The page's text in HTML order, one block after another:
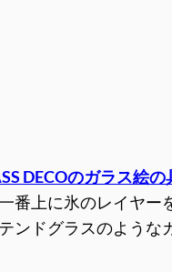
DECOのガラス絵の
番上に氷のレイヤー
ンドグラスのような